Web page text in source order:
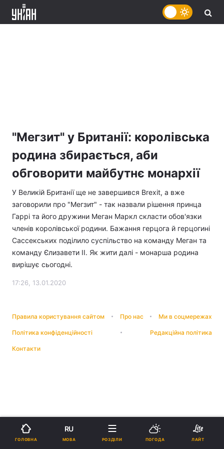
"Мегзит" у Британії: королівська
родина збирається, аби
обговорити майбутнє монархії
У Великій Британії ще не завершився Brexit, а вже
заговорили про "Мегзит" - так назвали рішення принца
Гаррі та його дружини Меган Маркл скласти обов'язки
членів королівської родини. Бажання герцога й герцогині
Сассекських поділило суспільство на команду Меган та
команду Єлизавети ІІ. Як жити далі - монарша родина
вирішує сьогодні.
17:26, 13.01.2020
Правила користування сайтом Про нас Ми в соцмережах
Політика конфіденційності Редакційна політика
Контакти
ГОЛОВНА
RU
МОВА РОЗДІЛИ ПОГОДА ЛАЙТ